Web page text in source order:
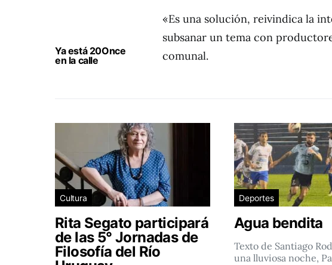
Ya está 20Once
en la calle
«Es una solución, reivindica la
subsanar un tema con
comunal.
Cultura
Rita Segato participará
de las 5° Jornadas de
Filosofía del Río
Deportes
Agua bendita
Texto de Santiago
una lluviosa noche,